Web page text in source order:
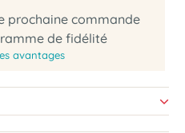
prochaine commande
de fidélité
avantages